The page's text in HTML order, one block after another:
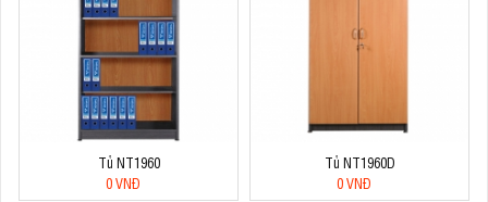
Tủ NT1960
0 VNĐ
Tủ NT1960D
0 VNĐ